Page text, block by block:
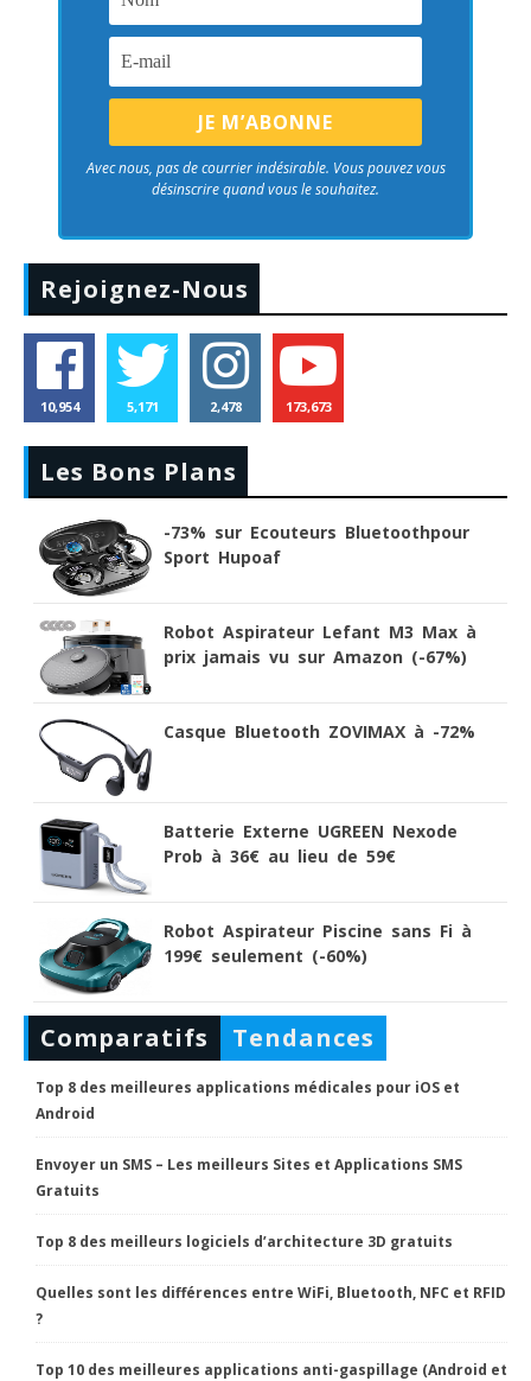
Avec nous, pas de courrier indésirable. Vous pouvez vous
désinscrire quand vous le souhaitez.
Rejoignez-Nous
10,954 5,171 2,478 173,673
Les Bons Plans
-73% sur Ecouteurs Bluetoothpour
Sport Hupoaf
Robot Aspirateur Lefant M3 Max à
prix jamais vu sur Amazon (-67%)
Casque Bluetooth ZOVIMAX à -72%
Batterie Externe UGREEN Nexode
Prob à 36€ au lieu de 59€
Robot Aspirateur Piscine sans Fi à
199€ seulement (-60%)
Comparatifs Tendances
Top 8 des meilleures applications médicales pour iOS et
Android
Envoyer un SMS – Les meilleurs Sites et Applications SMS
Gratuits
Top 8 des meilleurs logiciels d’architecture 3D gratuits
Quelles sont les différences entre WiFi, Bluetooth, NFC et RFID
?
Top 10 des meilleures applications anti-gaspillage (Android et